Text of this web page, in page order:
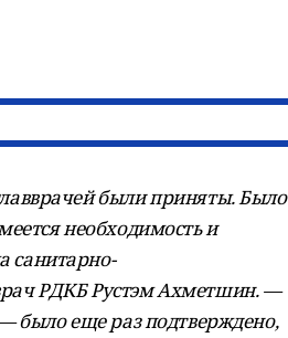
были приняты. Было
необходимость и
санитарно-
РДКБ Рустэм Ахметшин. —
было еще раз подтверждено,